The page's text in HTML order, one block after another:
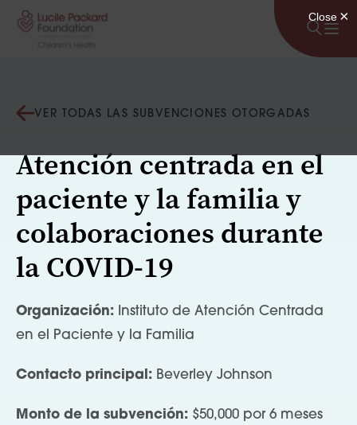
Saltar al contenido
VER TODAS LAS SUBVENCIONES OTORGADAS
Atención centrada en el
paciente y la familia y
colaboraciones durante
la COVID-19
Organización: Instituto de Atención Centrada
en el Paciente y la Familia
Contacto principal: Beverley Johnson
Monto de la subvención: $50,000 por 6 meses